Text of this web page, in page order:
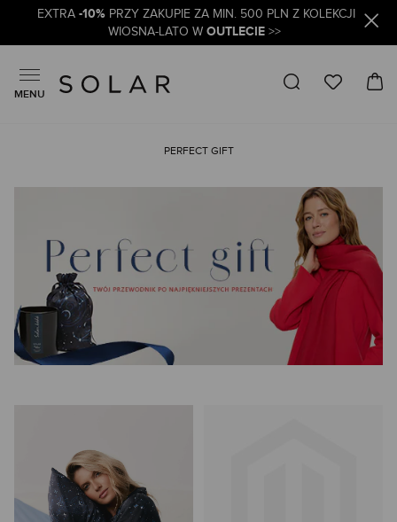
EXTRA -10% PRZY ZAKUPIE ZA MIN. 500 PLN Z KOLEKCJI
WIOSNA-LATO W OUTLECIE>>
MENU
PERFECT GIFT